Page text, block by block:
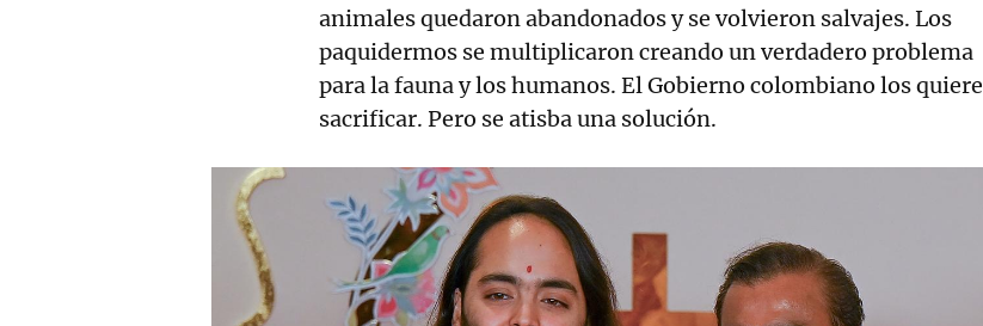
animales quedaron abandonados y se volvieron salvajes. Los
paquidermos se multiplicaron creando un verdadero problema
para la fauna y los humanos. El Gobierno colombiano los quiere
sacrificar. Pero se atisba una solución.